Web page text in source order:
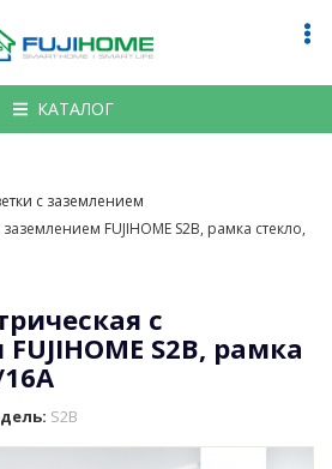
КАТАЛОГ
с заземлением
FUJIHOME S2B, рамка стекло,
с
S2B, рамка
S2B